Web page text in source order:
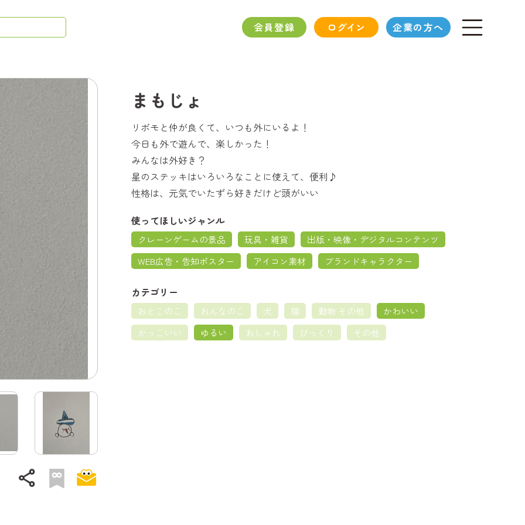
会員登録 ログイン 企業の方へ
share
まもじょ
リボモと仲が良くて、いつも外にいるよ！
今日も外で遊んで、楽しかった！
みんなは外好き？
星のステッキはいろいろなことに使えて、便利♪
性格は、元気でいたずら好きだけど頭がいい
使ってほしいジャンル
クレーンゲームの景品 玩具・雑貨
出版・映像・デジタルコンテンツ
WEB広告・告知ポスター
アイコン素材 ブランドキャラクター
カテゴリー
おとこのこ おんなのこ 犬 猫 動物 その他
かわいい
かっこいい
ゆるい おしゃれ びっくり その他